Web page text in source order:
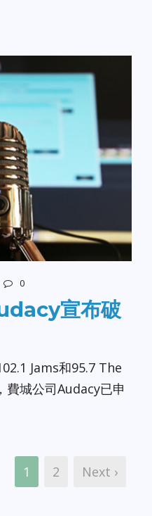
0
宣布破
Jams和95.7 The
費城公司Audacy已申
1 2 Next ›